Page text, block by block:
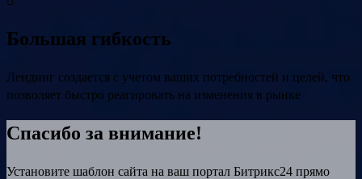
Большая гибкость
Лендинг создается с учетом ваших потребностей и целей, что
позволяет быстро реагировать на изменения в рынке
Спасибо за внимание!
Установите шаблон сайта на ваш портал Битрикс24 прямо